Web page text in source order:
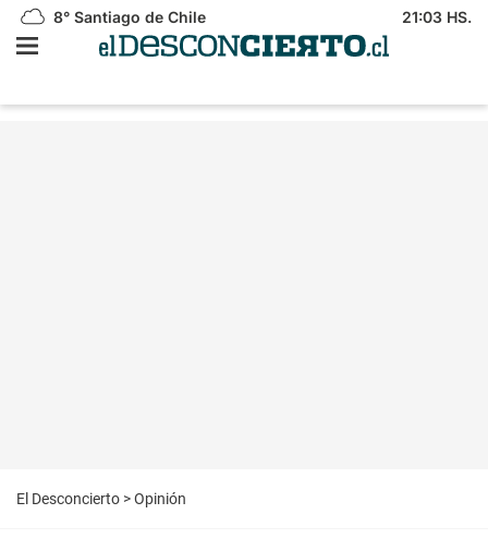
8° Santiago de Chile 21:03 HS.
El Desconcierto >Opinión